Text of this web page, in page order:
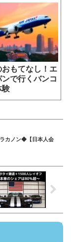
おもてなし！エ
で行くバンコ
験
カノン◆【日本人会